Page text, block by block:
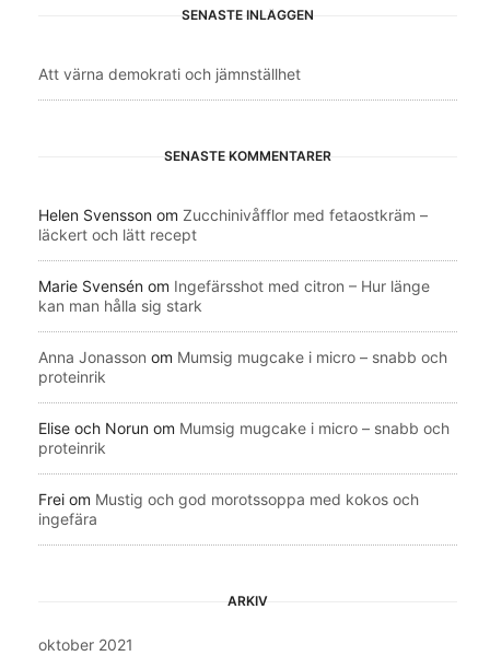
SENASTE INLÄGGEN
Att värna demokrati och jämnställhet
SENASTE KOMMENTARER
Helen Svensson om Zucchinivåfflor med fetaostkräm –
läckert och lätt recept
Marie Svensén om Ingefärsshot med citron – Hur länge
kan man hålla sig stark
Anna Jonasson om Mumsig mugcake i micro – snabb och
proteinrik
Elise och Norun om Mumsig mugcake i micro – snabb och
proteinrik
Frei om Mustig och god morotssoppa med kokos och
ingefära
ARKIV
oktober 2021